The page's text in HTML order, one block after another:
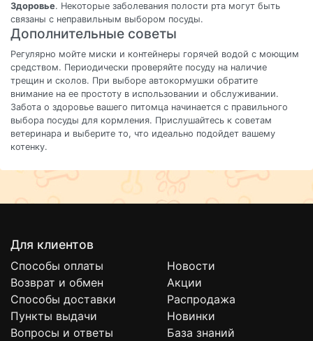
Здоровье. Некоторые заболевания полости рта могут быть
связаны с неправильным выбором посуды.
Дополнительные советы
Регулярно мойте миски и контейнеры горячей водой с моющим
средством. Периодически проверяйте посуду на наличие
трещин и сколов. При выборе автокормушки обратите
внимание на ее простоту в использовании и обслуживании.
Забота о здоровье вашего питомца начинается с правильного
выбора посуды для кормления. Прислушайтесь к советам
ветеринара и выберите то, что идеально подойдет вашему
котенку.
Для клиентов
Способы оплаты
Возврат и обмен
Способы доставки
Пункты выдачи
Вопросы и ответы
Новости
Акции
Распродажа
Новинки
База знаний